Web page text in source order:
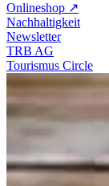
Onlineshop ↗
Nachhaltigkeit
Newsletter
TRB AG
Tourismus Circle